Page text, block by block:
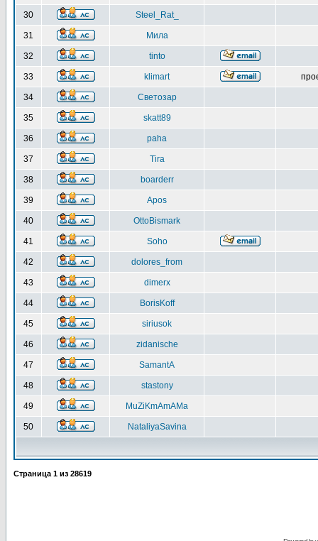
30 Steel_Rat_
31 Мила
32 tinto
33 klimart
34 Светозар
35 skatt89
36 paha
37 Tira
38 boarderr
39 Apos
40 OttoBismark
41 Soho
42 dolores_from
43 dimerx
44 BorisKoff
45 siriusok
46 zidanische
47 SamantA
48 stastony
49 MuZiKmAmAMa
50 NataliyaSavina
Страница 1 из 28619